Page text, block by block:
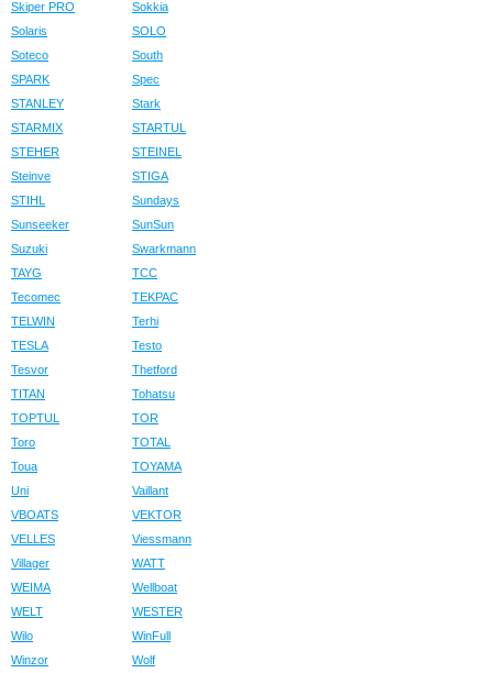
Skiper PRO
Sokkia
Solaris
SOLO
Soteco
South
SPARK
Spec
STANLEY
Stark
STARMIX
STARTUL
STEHER
STEINEL
Steinve
STIGA
STIHL
Sundays
Sunseeker
SunSun
Suzuki
Swarkmann
TAYG
TCC
Tecomec
TEKPAC
TELWIN
Terhi
TESLA
Testo
Tesvor
Thetford
TITAN
Tohatsu
TOPTUL
TOR
Toro
TOTAL
Toua
TOYAMA
Uni
Vaillant
VBOATS
VEKTOR
VELLES
Viessmann
Villager
WATT
WEIMA
Wellboat
WELT
WESTER
Wilo
WinFull
Winzor
Wolf